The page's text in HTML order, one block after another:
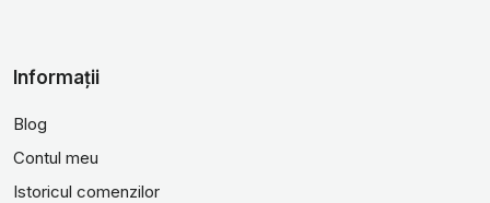
Informații
Blog
Contul meu
Istoricul comenzilor